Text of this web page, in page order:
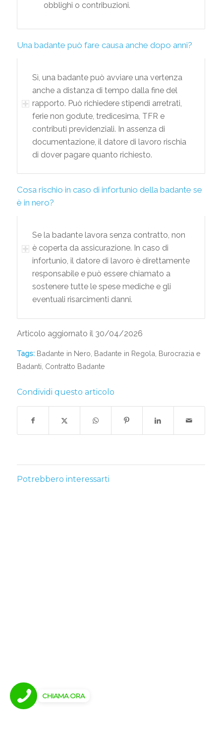
obblighi o contribuzioni.
Una badante può fare causa anche dopo anni?
Sì, una badante può avviare una vertenza
anche a distanza di tempo dalla fine del
rapporto. Può richiedere stipendi arretrati,
ferie non godute, tredicesima, TFR e
contributi previdenziali. In assenza di
documentazione, il datore di lavoro rischia
di dover pagare quanto richiesto.
Cosa rischio in caso di infortunio della badante se
è in nero?
Se la badante lavora senza contratto, non
è coperta da assicurazione. In caso di
infortunio, il datore di lavoro è direttamente
responsabile e può essere chiamato a
sostenere tutte le spese mediche e gli
eventuali risarcimenti danni.
Articolo aggiornato il 30/04/2026
Tags: Badante in Nero Badante in Regola Burocrazia e
Badanti Contratto Badante
Condividi questo articolo
Potrebbero interessarti
CHIAMA ORA